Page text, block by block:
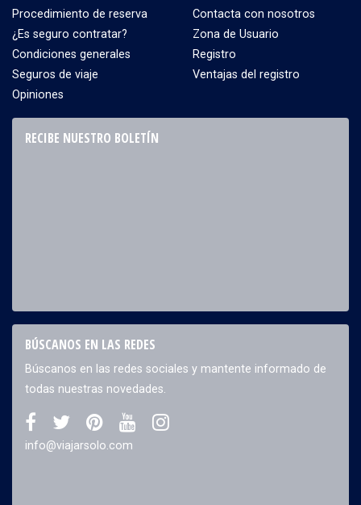
Procedimiento de reserva
¿Es seguro contratar?
Condiciones generales
Seguros de viaje
Opiniones
Contacta con nosotros
Zona de Usuario
Registro
Ventajas del registro
RECIBE NUESTRO BOLETÍN
BÚSCANOS EN LAS REDES
Búscanos en las redes sociales y mantente informado de
todas nuestras novedades.
info@viajarsolo.com